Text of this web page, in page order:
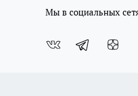
Мы в социальных